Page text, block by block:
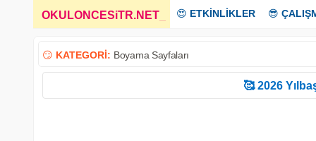
OKULONCESiTR.NET 😍 ETKİNLİKLER 😎
😏 KATEGORİ: Boyama Sayfaları
🥰 2026